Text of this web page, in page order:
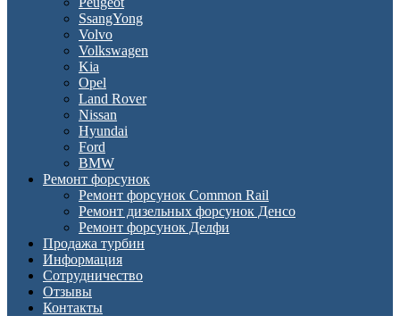
SsangYong
Volvo
Volkswagen
Kia
Opel
Land Rover
Nissan
Hyundai
Ford
BMW
Ремонт форсунок
Ремонт форсунок Common Rail
Ремонт дизельных форсунок Денсо
Ремонт форсунок Делфи
Продажа турбин
Информация
Сотрудничество
Отзывы
Контакты